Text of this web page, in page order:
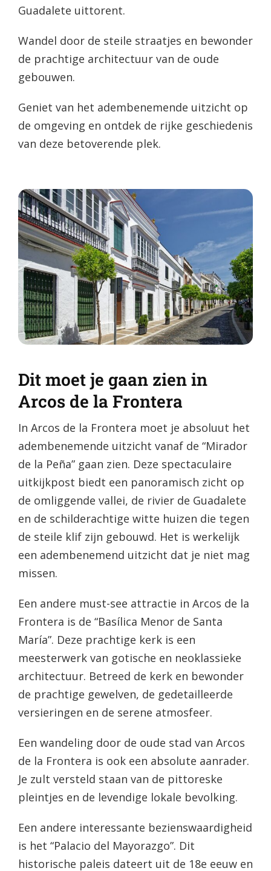
Guadalete uittorent.
Wandel door de steile straatjes en bewonder
de prachtige architectuur van de oude
gebouwen.
Geniet van het adembenemende uitzicht op
de omgeving en ontdek de rijke geschiedenis
van deze betoverende plek.
Dit moet je gaan zien in
Arcos de la Frontera
In Arcos de la Frontera moet je absoluut het
adembenemende uitzicht vanaf de “Mirador
de la Peña” gaan zien. Deze spectaculaire
uitkijkpost biedt een panoramisch zicht op
de omliggende vallei, de rivier de Guadalete
en de schilderachtige witte huizen die tegen
de steile klif zijn gebouwd. Het is werkelijk
een adembenemend uitzicht dat je niet mag
missen.
Een andere must-see attractie in Arcos de la
Frontera is de “Basílica Menor de Santa
María”. Deze prachtige kerk is een
meesterwerk van gotische en neoklassieke
architectuur. Betreed de kerk en bewonder
de prachtige gewelven, de gedetailleerde
versieringen en de serene atmosfeer.
Een wandeling door de oude stad van Arcos
de la Frontera is ook een absolute aanrader.
Je zult versteld staan van de pittoreske
pleintjes en de levendige lokale bevolking.
Een andere interessante bezienswaardigheid
is het “Palacio del Mayorazgo”. Dit
historische paleis dateert uit de 18e eeuw en